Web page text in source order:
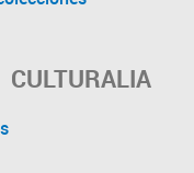
CULTURALIA